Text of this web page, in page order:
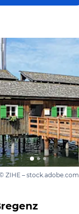
ZIHE – stock.adobe.com